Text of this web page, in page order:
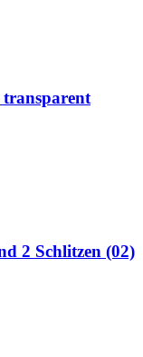
2 Schlitzen (02)